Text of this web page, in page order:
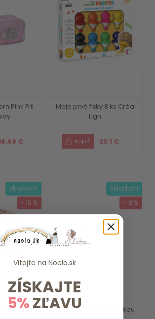
Pink Frii
€
Moje prvé fixky 8 ks Créa
Lign
20.1 €
desiatu
skladom
- 10 %
Box na ovocie s vidličkou
skladom
- 8 %
Vitajte na Noelo.sk
ZÍSKAJTE
5%ZĽAVU